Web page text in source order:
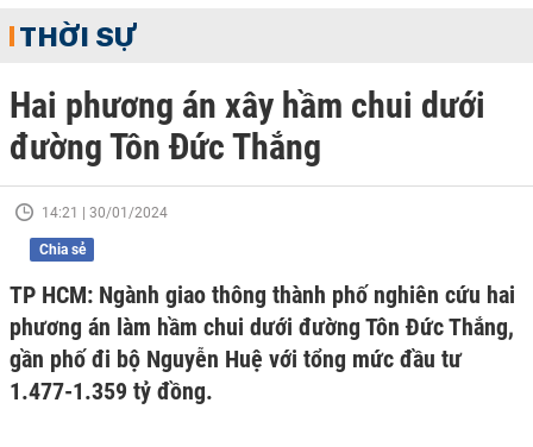
THỜI SỰ
Hai phương án xây hầm chui dưới
đường Tôn Đức Thắng
14:21 | 30/01/2024
Chia sẻ
TP HCM: Ngành giao thông thành phố nghiên cứu hai
phương án làm hầm chui dưới đường Tôn Đức Thắng,
gần phố đi bộ Nguyễn Huệ với tổng mức đầu tư
1.477-1.359 tỷ đồng.